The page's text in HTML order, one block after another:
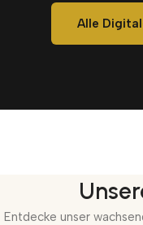
Alle
Entdecke unser